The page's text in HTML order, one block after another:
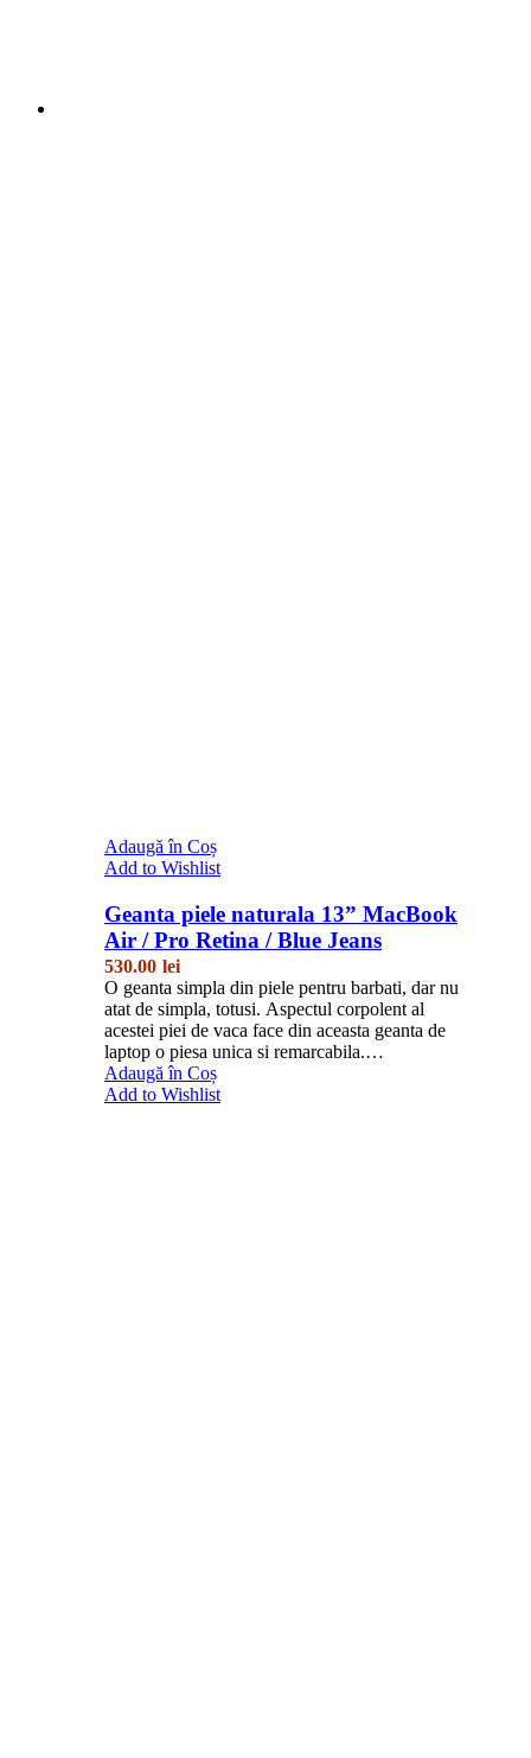
Adaugă în Coș
Add to Wishlist
Geanta piele naturala 13” MacBook
Air / Pro Retina / Blue Jeans
530.00 lei
O geanta simpla din piele pentru barbati, dar nu
atat de simpla, totusi. Aspectul corpolent al
acestei piei de vaca face din aceasta geanta de
laptop o piesa unica si remarcabila.…
Adaugă în Coș
Add to Wishlist